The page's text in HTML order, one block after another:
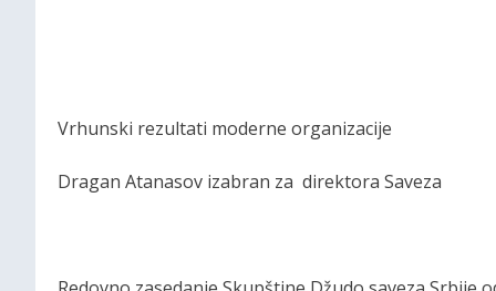
Vrhunski rezultati moderne organizacije
Dragan Atanasov izabran za direktora Saveza